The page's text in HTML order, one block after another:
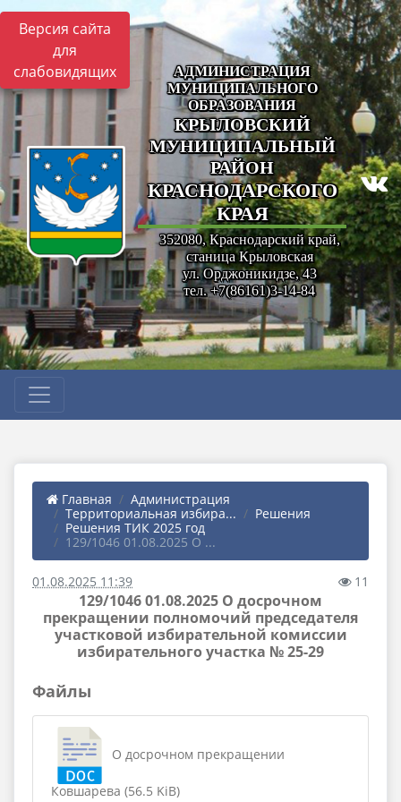
Версия сайта
для
слабовидящих
АДМИНИСТРАЦИЯ
МУНИЦИПАЛЬНОГО
ОБРАЗОВАНИЯ
КРЫЛОВСКИЙ
МУНИЦИПАЛЬНЫЙ
РАЙОН
КРАСНОДАРСКОГО
КРАЯ
352080, Краснодарский край,
станица Крыловская
ул. Орджоникидзе, 43
тел. +7(86161)3-14-84
Главная
Администрация
Территориальная избира...
Решения
Решения ТИК 2025 год
129/1046 01.08.2025 О ...
01.08.2025 11:39 11
129/1046 01.08.2025 О досрочном
прекращении полномочий председателя
участковой избирательной комиссии
избирательного участка № 25-29
Файлы
О досрочном прекращении
Ковшарева (56.5 KiB)